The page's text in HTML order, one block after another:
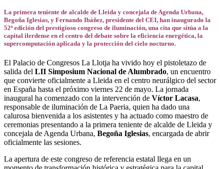
La primera teniente de alcalde de Lleida y concejala de Agenda Urbana,
Begoña Iglesias, y Fernando Ibáñez, presidente del CEI, han inaugurado la
52ª edición del prestigioso congreso de iluminación, una cita que sitúa a la
capital ilerdense en el centro del debate sobre la eficiencia energética, la
supercomputación aplicada y la protección del cielo nocturno.
El Palacio de Congresos La Llotja ha vivido hoy el pistoletazo de
salida del LII Simposium Nacional de Alumbrado, un encuentro
que convierte oficialmente a Lleida en el centro neurálgico del sector
en España hasta el próximo viernes 22 de mayo. La jornada
inaugural ha comenzado con la intervención de Víctor Lacasa,
responsable de iluminación de La Paeria, quien ha dado una
calurosa bienvenida a los asistentes y ha actuado como maestro de
ceremonias presentando a la primera teniente de alcalde de Lleida y
concejala de Agenda Urbana, Begoña Iglesias, encargada de abrir
oficialmente las sesiones.
La apertura de este congreso de referencia estatal llega en un